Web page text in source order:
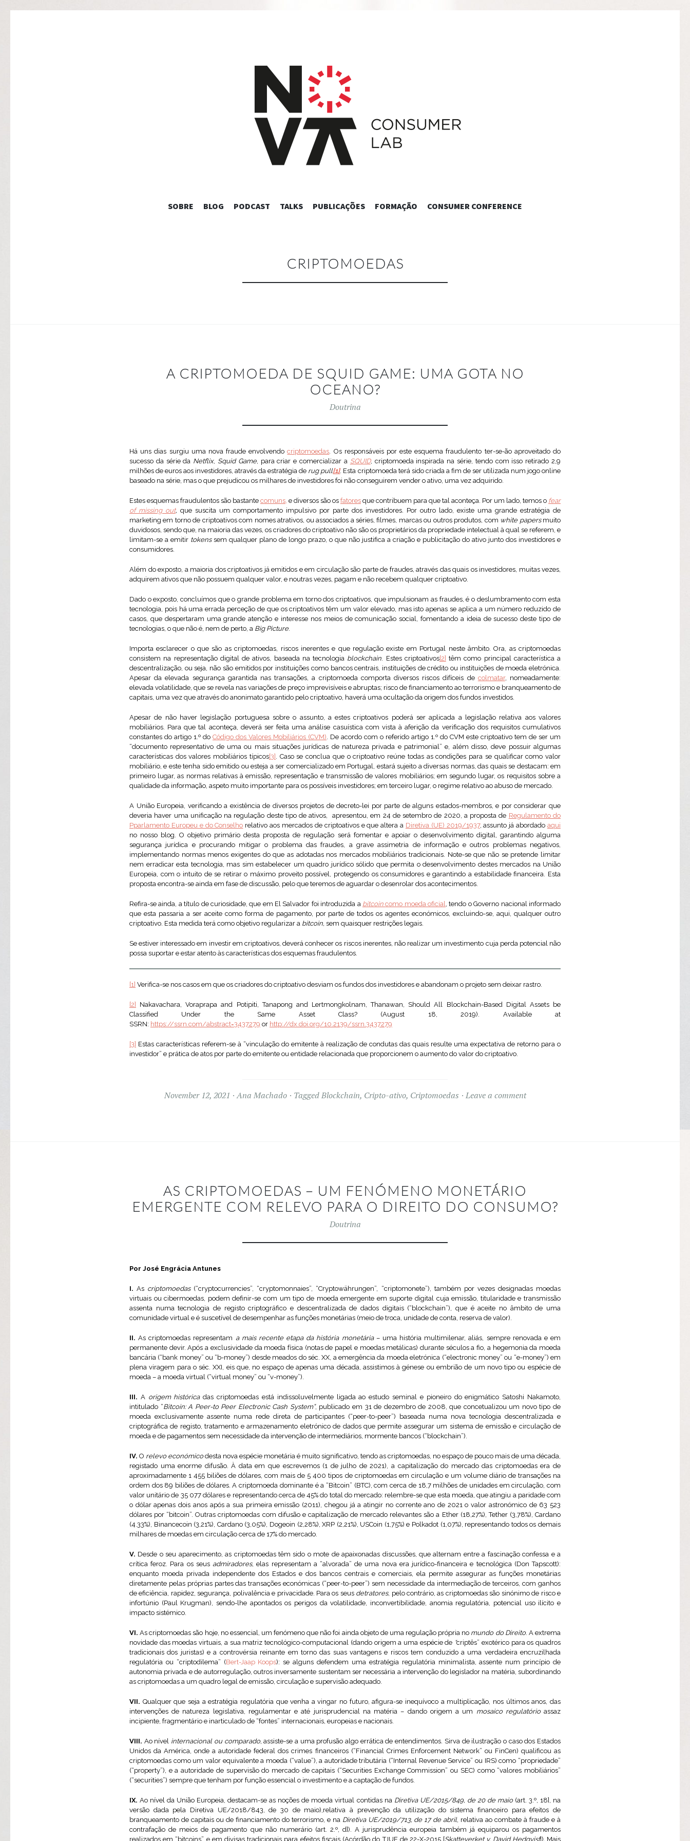
SKIP
SOBRE BLOG PODCAST TALKS PUBLICAÇÕES FORMAÇÃO CONSUMER CONFERENCE
CRIPTOMOEDAS
A CRIPTOMOEDA DE SQUID GAME: UMA GOTA NO
OCEANO?
Doutrina
Há uns dias surgiu uma nova fraude envolvendocriptomoedas. Os responsáveis por este esquema fraudulento ter-se-ão aproveitado do
sucesso da série da Netflix, Squid Game, para criar e comercializar a SQUID, criptomoeda inspirada na série, tendo com isso retirado 2,9
milhões de euros aos investidores, através da estratégia de rug pull[1]. Esta criptomoeda terá sido criada a fim de ser utilizada num jogo online
baseado na série, mas o que prejudicou os milhares de investidores foi não conseguirem vender o ativo, uma vez adquirido.
Estes esquemas fraudulentos são bastante comuns, e diversos são os fatores que contribuem para que tal aconteça. Por um lado, temos o fear
of missing out, que suscita um comportamento impulsivo por parte dos investidores. Por outro lado, existe uma grande estratégia de
marketing em torno de criptoativos com nomes atrativos, ou associados a séries, filmes, marcas ou outros produtos, com white papers muito
duvidosos, sendo que, na maioria das vezes, os criadores do criptoativo não são os proprietários da propriedade intelectual à qual se referem, e
limitam-se a emitir tokens sem qualquer plano de longo prazo, o que não justifica a criação e publicitação do ativo junto dos investidores e
consumidores.
Além do exposto, a maioria dos criptoativos já emitidos e em circulação são parte de fraudes, através das quais os investidores, muitas vezes,
adquirem ativos que não possuem qualquer valor, e noutras vezes, pagam e não recebem qualquer criptoativo.
Dado o exposto, concluímos que o grande problema em torno dos criptoativos, que impulsionam as fraudes, é o deslumbramento com esta
tecnologia, pois há uma errada perceção de que os criptoativos têm um valor elevado, mas isto apenas se aplica a um número reduzido de
casos, que despertaram uma grande atenção e interesse nos meios de comunicação social, fomentando a ideia de sucesso deste tipo de
tecnologias, o que não é, nem de perto, a Big Picture.
Importa esclarecer o que são as criptomoedas, riscos inerentes e que regulação existe em Portugal neste âmbito. Ora, as criptomoedas
consistem na representação digital de ativos, baseada na tecnologia blockchain. Estes criptoativos[2] têm como principal característica a
descentralização, ou seja, não são emitidos por instituições como bancos centrais, instituições de crédito ou instituições de moeda eletrónica.
Apesar da elevada segurança garantida nas transações, a criptomoeda comporta diversos riscos difíceis de colmatar, nomeadamente:
elevada volatilidade, que se revela nas variações de preço imprevisíveis e abruptas; risco de financiamento ao terrorismo e branqueamento de
capitais, uma vez que através do anonimato garantido pelo criptoativo, haverá uma ocultação da origem dos fundos investidos.
Apesar de não haver legislação portuguesa sobre o assunto, a estes criptoativos poderá ser aplicada a legislação relativa aos valores
mobiliários. Para que tal aconteça, deverá ser feita uma análise casuística com vista à aferição da verificação dos requisitos cumulativos
constantes do artigo 1.º do Código dos Valores Mobiliários (CVM). De acordo com o referido artigo 1.º do CVM este criptoativo tem de ser um
“documento representativo de uma ou mais situações jurídicas de natureza privada e patrimonial” e, além disso, deve possuir algumas
características dos valores mobiliários típicos[3] . Caso se conclua que o criptoativo reúne todas as condições para se qualificar como valor
mobiliário, e este tenha sido emitido ou esteja a ser comercializado em Portugal, estará sujeito a diversas normas, das quais se destacam: em
primeiro lugar, as normas relativas à emissão, representação e transmissão de valores mobiliários; em segundo lugar, os requisitos sobre a
qualidade da informação, aspeto muito importante para os possíveis investidores; em terceiro lugar, o regime relativo ao abuso de mercado.
A União Europeia, verificando a existência de diversos projetos de decreto-lei por parte de alguns estados-membros, e por considerar que
deveria haver uma unificação na regulação deste tipo de ativos, apresentou, em 24 de setembro de 2020, a proposta de Regulamento do
Pparlamento Europeu e do Conselho relativo aos mercados de criptoativos e que altera a Diretiva (UE) 2019/1937, assunto já abordadoaqui
no nosso blog. O objetivo primário desta proposta de regulação será fomentar e apoiar o desenvolvimento digital, garantindo alguma
segurança jurídica e procurando mitigar o problema das fraudes, a grave assimetria de informação e outros problemas negativos,
implementando normas menos exigentes do que as adotadas nos mercados mobiliários tradicionais. Note-se que não se pretende limitar
nem erradicar esta tecnologia, mas sim estabelecer um quadro jurídico sólido que permita o desenvolvimento destes mercados na União
Europeia, com o intuito de se retirar o máximo proveito possível, protegendo os consumidores e garantindo a estabilidade financeira. Esta
proposta encontra-se ainda em fase de discussão, pelo que teremos de aguardar o desenrolar dos acontecimentos.
Refira-se ainda, a título de curiosidade, que em El Salvador foi introduzida a bitcoincomo moeda oficial, tendo o Governo nacional informado
que esta passaria a ser aceite como forma de pagamento, por parte de todos os agentes económicos, excluindo-se, aqui, qualquer outro
criptoativo. Esta medida terá como objetivo regularizar a bitcoin, sem quaisquer restrições legais.
Se estiver interessado em investir em criptoativos, deverá conhecer os riscos inerentes, não realizar um investimento cuja perda potencial não
possa suportar e estar atento às características dos esquemas fraudulentos.
[1] Verifica-se nos casos em que os criadores do criptoativo desviam os fundos dos investidores e abandonam o projeto sem deixar rastro.
[2]
Nakavachara, Voraprapa and Potipiti, Tanapong and Lertmongkolnam, Thanawan, Should All Blockchain-Based Digital Assets be
Classified Under the Same Asset Class? (August 18, 2019). Available at
SSRN: https://ssrn.com/abstract=3437279 or http://dx.doi.org/10.2139/ssrn.3437279
[3] Estas características referem-se à “vinculação do emitente à realização de condutas das quais resulte uma expectativa de retorno para o
investidor” e prática de atos por parte do emitente ou entidade relacionada que proporcionem o aumento do valor do criptoativo.
November 12, 2021 Ana Machado TaggedBlockchain, Cripto-ativo, Criptomoedas Leave a comment
AS CRIPTOMOEDAS – UM FENÓMENO MONETÁRIO
EMERGENTE COM RELEVO PARA O DIREITO DO CONSUMO?
Doutrina
Por José Engrácia Antunes
I. As criptomoedas(“cryptocurrencies”, “cryptomonnaies”, “Cryptowährungen”, “criptomonete”), também por vezes designadas moedas
virtuais ou cibermoedas, podem definir-se com um tipo de moeda emergente em suporte digital cuja emissão, titularidade e transmissão
assenta numa tecnologia de registo criptográfico e descentralizada de dados digitais (“blockchain”), que é aceite no âmbito de uma
comunidade virtual e é suscetível de desempenhar as funções monetárias (meio de troca, unidade de conta, reserva de valor).
II. As criptomoedas representam a mais recente etapa da história monetária– uma história multimilenar, aliás, sempre renovada e em
permanente devir. Após a exclusividade da moeda física (notas de papel e moedas metálicas) durante séculos a fio, a hegemonia da moeda
bancária (“bank money” ou “b-money”) desde meados do séc. XX, a emergência da moeda eletrónica (“electronic money” ou “e-money”) em
plena viragem para o séc. XXI, eis que, no espaço de apenas uma década, assistimos à génese ou embrião de um novo tipo ou espécie de
moeda – a moeda virtual (“virtual money” ou “v-money”).
III. A origem históricadas criptomoedas está indissoluvelmente ligada ao estudo seminal e pioneiro do enigmático Satoshi Nakamoto,
intitulado “Bitcoin: A Peer-to Peer Electronic Cash System”, publicado em 31 de dezembro de 2008, que concetualizou um novo tipo de
moeda exclusivamente assente numa rede direta de participantes (“peer-to-peer”) baseada numa nova tecnologia descentralizada e
criptográfica de registo, tratamento e armazenamento eletrónico de dados que permite assegurar um sistema de emissão e circulação de
moeda e de pagamentos sem necessidade da intervenção de intermediários, mormente bancos (“blockchain”).
IV. O relevo económicodesta nova espécie monetária é muito significativo, tendo as criptomoedas, no espaço de pouco mais de uma década,
registado uma enorme difusão. À data em que escrevemos (1 de julho de 2021), a capitalização do mercado das criptomoedas era de
aproximadamente 1 455 biliões de dólares, com mais de 5 400 tipos de criptomoedas em circulação e um volume diário de transações na
ordem dos 89 biliões de dólares. A criptomoeda dominante é a “Bitcoin” (BTC), com cerca de 18,7 milhões de unidades em circulação, com
valor unitário de 35 077 dólares e representando cerca de 45% do total do mercado: relembre-se que esta moeda, que atingiu a paridade com
o dólar apenas dois anos após a sua primeira emissão (2011), chegou já a atingir no corrente ano de 2021 o valor astronómico de 63 523
dólares por “bitcoin”. Outras criptomoedas com difusão e capitalização de mercado relevantes são a Ether (18,27%), Tether (3,78%), Cardano
(4.33%), Binancecoin (3,21%), Cardano (3,05%), Dogeoin (2,28%), XRP (2,21%), USCoin (1,75%) e Polkadot (1,07%), representando todos os demais
milhares de moedas em circulação cerca de 17% do mercado.
V. Desde o seu aparecimento, as criptomoedas têm sido o mote de apaixonadas discussões, que alternam entre a fascinação confessa e a
crítica feroz. Para os seusadmiradores, elas representam a “alvorada” de uma nova era jurídico-financeira e tecnológica (Don Tapscott):
enquanto moeda privada independente dos Estados e dos bancos centrais e comerciais, ela permite assegurar as funções monetárias
diretamente pelas próprias partes das transações económicas (“peer-to-peer”) sem necessidade da intermediação de terceiros, com ganhos
de eficiência, rapidez, segurança, polivalência e privacidade. Para os seus detratores, pelo contrário, as criptomoedas são sinónimo de risco e
infortúnio (Paul Krugman), sendo-lhe apontados os perigos da volatilidade, inconvertibilidade, anomia regulatória, potencial uso ilícito e
impacto sistémico.
VI. As criptomoedas são hoje, no essencial, um fenómeno que não foi ainda objeto de uma regulação própria no mundo do Direito. A extrema
novidade das moedas virtuais, a sua matriz tecnológico-computacional (dando origem a uma espécie de “criptês” exotérico para os quadros
tradicionais dos juristas) e a controvérsia reinante em torno das suas vantagens e riscos tem conduzido a uma verdadeira encruzilhada
regulatória ou “criptodilema” (Bert-Jaap Koops): se alguns defendem uma estratégia regulatória minimalista, assente num princípio de
autonomia privada e de autorregulação, outros inversamente sustentam ser necessária a intervenção do legislador na matéria, subordinando
as criptomoedas a um quadro legal de emissão, circulação e supervisão adequado.
VII. Qualquer que seja a estratégia regulatória que venha a vingar no futuro, afigura-se inequívoco a multiplicação, nos últimos anos, das
intervenções de natureza legislativa, regulamentar e até jurisprudencial na matéria – dando origem a um mosaico regulatórioassaz
incipiente, fragmentário e inarticulado de “fontes” internacionais, europeias e nacionais.
VIII. Ao nível internacional ou comparado, assiste-se a uma profusão algo errática de entendimentos. Sirva de ilustração o caso dos Estados
Unidos da América, onde a autoridade federal dos crimes financeiros (“Financial Crimes Enforcement Network” ou FinCen) qualificou as
criptomoedas como um valor equivalente a moeda (“value”), a autoridade tributária (“Internal Revenue Service” ou IRS) como “propriedade”
(“property”), e a autoridade de supervisão do mercado de capitais (“Securities Exchange Commission” ou SEC) como “valores mobiliários”
(“securities”) sempre que tenham por função essencial o investimento e a captação de fundos.
IX. Ao nível da União Europeia, destacam-se as noções de moeda virtual contidas na Diretiva UE/2015/849, de 20 de maio (art. 3.º, 18], na
versão dada pela Diretiva UE/2018/843, de 30 de maio),relativa à prevenção da utilização do sistema financeiro para efeitos de
branqueamento de capitais ou de financiamento do terrorismo, e na Diretiva UE/2019/713, de 17 de abril, relativa ao combate à fraude e à
contrafação de meios de pagamento que não numerário (art. 2.º, d]). A jurisprudência europeia também já equiparou os pagamentos
realizados em “bitcoins” e em divisas tradicionais para efeitos fiscais (Acórdão do TJUE de 22-X-2015 [Skatteverket v. David Hedqvist]). Mais